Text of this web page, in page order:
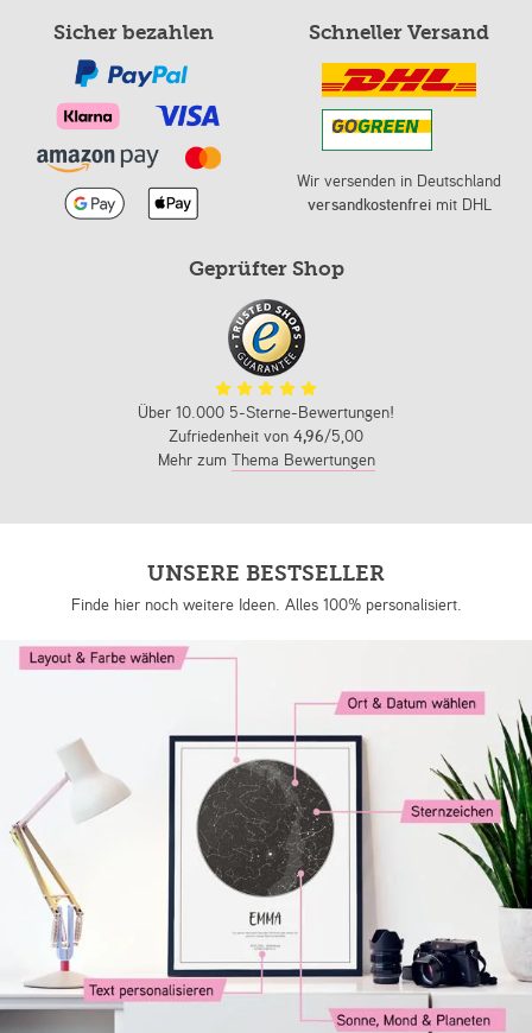
Sicher bezahlen Schneller Versand
Wir versenden in Deutschland
versandkostenfreimit DHL
Geprüfter Shop
Über 10.000 5-Sterne-Bewertungen!
Zufriedenheit von 4,96/5,00
Mehr zum Thema Bewertungen
UNSERE BESTSELLER
Finde hier noch weitere Ideen. Alles 100% personalisiert.